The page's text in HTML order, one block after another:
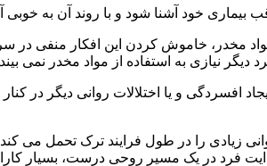
بیماری خود آشنا شود و با روند آن به خوبی
مخدر، خاموش کردن این افکار منفی در
نیازی به استفاده از مواد مخدر نمی
افسردگی و یا اختلالات روانی دیگر
زیادی را در طول فرایند ترک تحمل می
فرد در یک مسیر روحی درست، بسیار